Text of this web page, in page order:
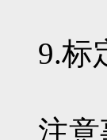
9.标
注意